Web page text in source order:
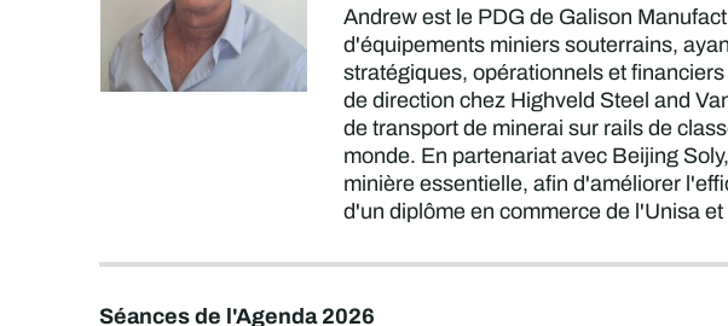
Andrew est le PDG de Galison
d'équipements miniers souterrains,
stratégiques, opérationnels et
de direction chez Highveld Steel and
de transport de minerai sur rails de
monde. En partenariat avec Beijing
minière essentielle, afin d'améliorer
d'un diplôme en commerce de l'Unisa
Séances de l'Agenda 2026